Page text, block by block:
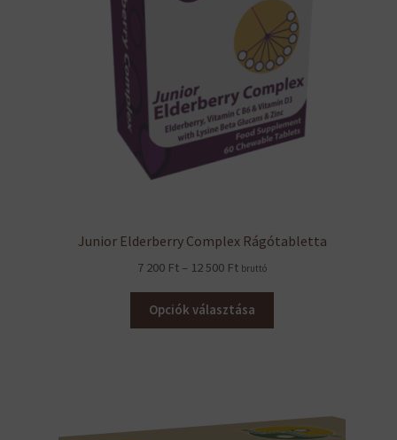
Junior Elderberry Complex Rágótabletta
7 200 Ft – 12 500 FtÁrtartomány:
200 Ft
–
bruttó
Opciók választása